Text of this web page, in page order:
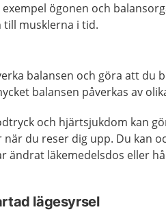
ögonen och
musklerna i tid.
balansen och göra att du
balansen påverkas av
och hjärtsjukdom kan
du reser dig upp. Du kan
ändrat läkemedelsdos eller
lägesyrsel